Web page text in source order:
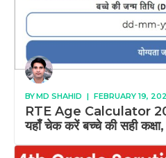
BYMD SHAHID | FEBRUARY 19,
RTE Age Calculator
यहाँ चेक करें बच्चे की सही